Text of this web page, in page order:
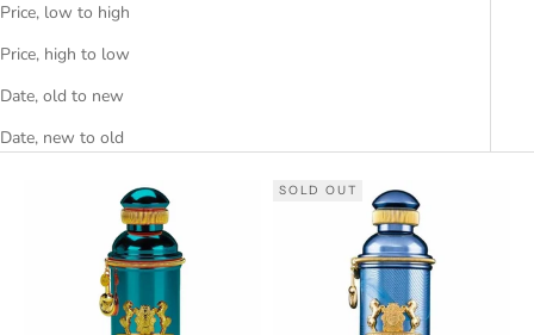
Price, low to high
Price, high to low
Date, old to new
Date, new to old
SOLD OUT